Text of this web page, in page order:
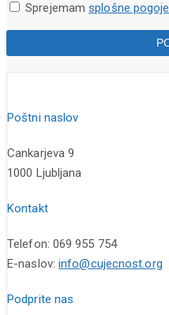
Sprejemamsplošne pogoje
Poštni naslov
Cankarjeva 9
1000 Ljubljana
Kontakt
Telefon: 069 955 754
E-naslov: info@cujecnost.org
Podprite nas